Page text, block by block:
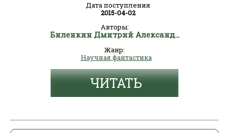
Дата поступления
2015-04-02
Авторы:
Биленкин Дмитрий Александрович
Жанр:
Научная фантастика
ЧИТАТЬ